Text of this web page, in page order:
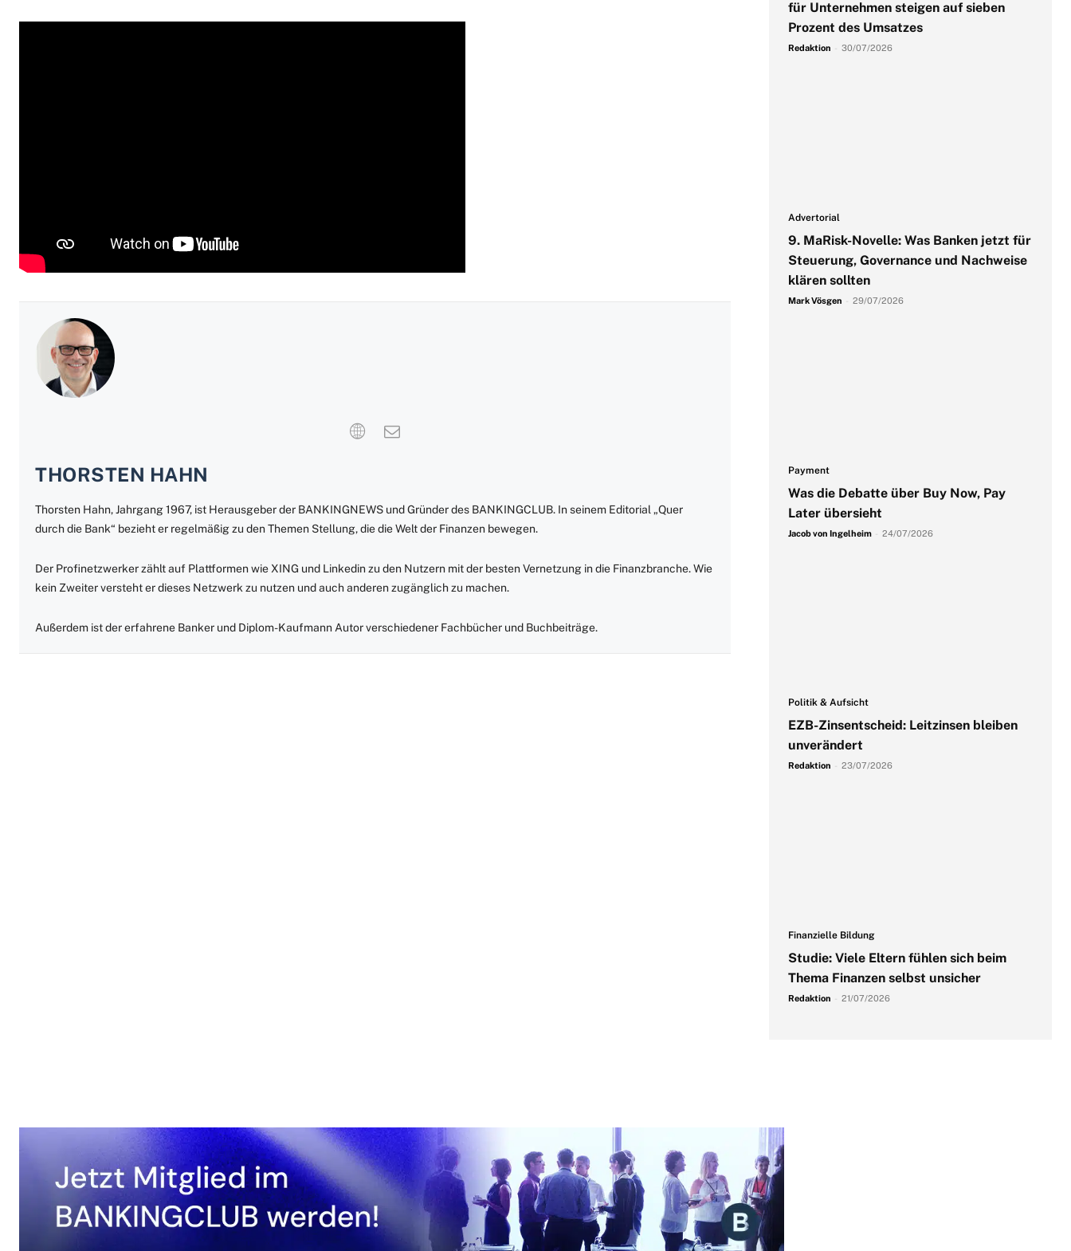
THORSTEN HAHN
Thorsten Hahn, Jahrgang 1967, ist Herausgeber der BANKINGNEWS und Gründer des BANKINGCLUB. In seinem Editorial „Quer
durch die Bank“ bezieht er regelmäßig zu den Themen Stellung, die die Welt der Finanzen bewegen.
Der Profinetzwerker zählt auf Plattformen wie XING und Linkedin zu den Nutzern mit der besten Vernetzung in die Finanzbranche. Wie
kein Zweiter versteht er dieses Netzwerk zu nutzen und auch anderen zugänglich zu machen.
Außerdem ist der erfahrene Banker und Diplom-Kaufmann Autor verschiedener Fachbücher und Buchbeiträge.
für Unternehmen steigen auf sieben
Prozent des Umsatzes
Redaktion 30/07/2026
Advertorial
9. MaRisk-Novelle: Was Banken jetzt für
Steuerung, Governance und Nachweise
klären sollten
Mark Vösgen 29/07/2026
Payment
Was die Debatte über Buy Now, Pay
Later übersieht
Jacob von Ingelheim 24/07/2026
Politik & Aufsicht
EZB-Zinsentscheid: Leitzinsen bleiben
unverändert
Redaktion 23/07/2026
Finanzielle Bildung
Studie: Viele Eltern fühlen sich beim
Thema Finanzen selbst unsicher
Redaktion 21/07/2026